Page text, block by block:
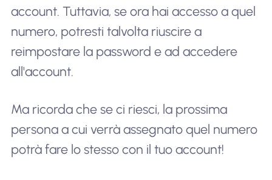
account. Tuttavia, se ora hai accesso a quel
numero, potresti talvolta riuscire a
reimpostare la password e ad accedere
all'account.
Ma ricorda che se ci riesci, la prossima
persona a cui verrà assegnato quel numero
potrà fare lo stesso con il tuo account!